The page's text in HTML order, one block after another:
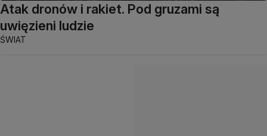
Atak dronów i rakiet. Pod gruzami są
uwięzieni ludzie
ŚWIAT